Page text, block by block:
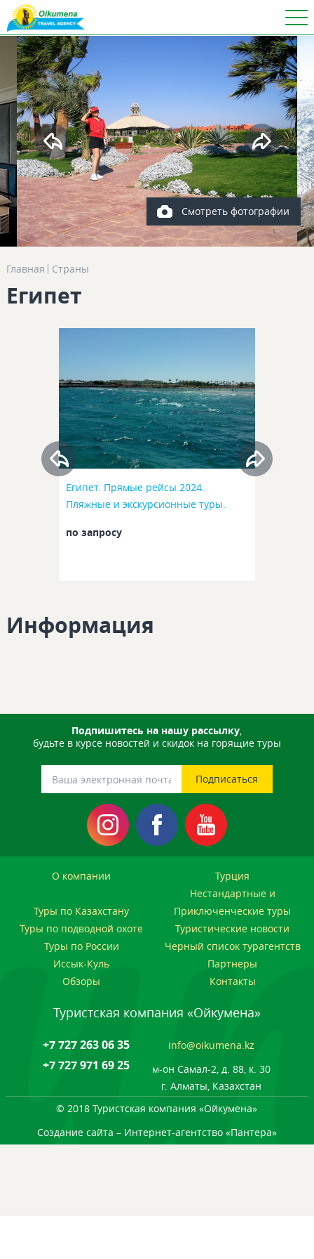
Смотреть фотографии
Главная Страны
Египет
Египет. Прямые рейсы 2024.
Пляжные и экскурсионные туры.
по запросу
Информация
Подпишитесь на нашу рассылку,
будьте в курсе новостей и скидок на горящие туры
О компании Турция
Туры по Казахстану
Нестандартные и
Приключенческие туры
Туры по подводной охоте
Туристические новости
Туры по России
Черный список турагентств
Иссык-Куль
Партнеры
Обзоры
Контакты
Туристская компания «Ойкумена»
+7 727 263 06 35
+7 727 971 69 25
info@oikumena.kz
м-он Самал-2, д. 88, к. 30
г. Алматы, Казахстан
© 2018 Туристская компания «Ойкумена»
Создание сайта – Интернет-агентство «Пантера»